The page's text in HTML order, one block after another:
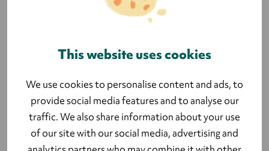
This website uses cookies
We use cookies to personalise content and ads, to
provide social media features and to analyse our
traffic. We also share information about your use
of our site with our social media, advertising and
Jos tapahtumasi osallistujakustannukset ovat
tapahtumaa koskevista viesteistä
aina parempi toimia vastuullisesti, vaikka se
tarkoittaisikin yhden osallistujan menettämistä.
No-show ei ole maailmanloppu